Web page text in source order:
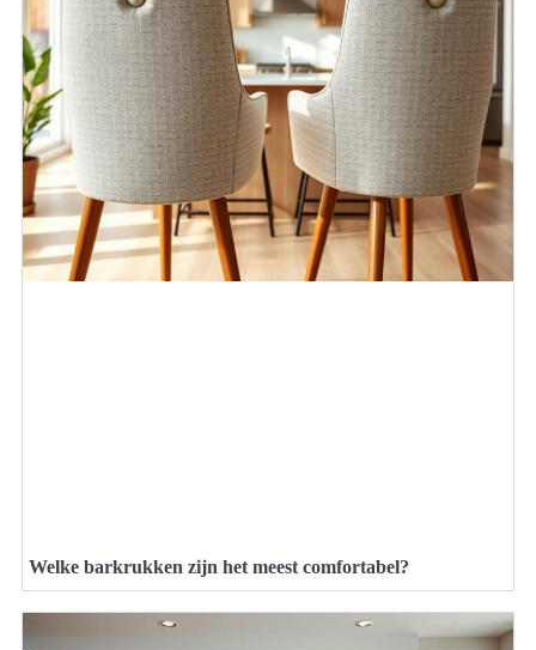
Welke barkrukken zijn het meest comfortabel?